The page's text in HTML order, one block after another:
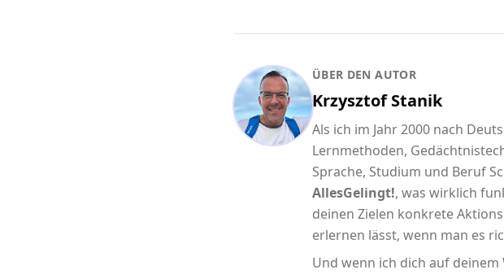
ÜBER DEN AUTOR
Krzysztof Stanik
Als ich im Jahr 2000 nach
Lernmethoden,
Sprache, Studium und Beruf
AllesGelingt!, was wirklich
deinen Zielen konkrete
erlernen lässt, wenn man es
Und wenn ich dich auf